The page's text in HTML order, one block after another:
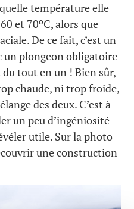
température elle
et 70oC, alors que
De ce fait, c’est un
un plongeon obligatoire
du tout en un ! Bien sûr,
chaude, ni trop froide,
des deux. C’est à
un peu d’ingéniosité
utile. Sur la photo
une construction